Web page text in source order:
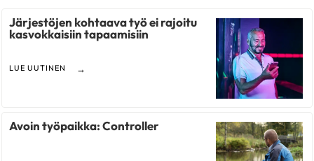
Järjestöjen kohtaava työ ei rajoitu
kasvokkaisiin tapaamisiin
LUE UUTINEN
Avoin työpaikka: Controller